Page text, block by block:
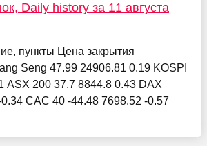
Daily history за 11 августа
пункты Цена закрытия
Seng 47.99 24906.81 0.19 KOSPI
ASX 200 37.7 8844.8 0.43 DAX
CAC 40 -44.48 7698.52 -0.57